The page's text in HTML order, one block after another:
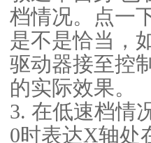
档情况。点一
是不是恰当，
驱动器接至控
的实际效果。
3. 在低速档情
0时表达X轴处